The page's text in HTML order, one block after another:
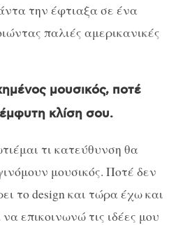
την έφτιαξα σε ένα
παλιές αμερικανικές
μουσικός, ποτέ
κλίση σου.
τι κατεύθυνση θα
μουσικός. Ποτέ δεν
το design και τώρα έχω και
επικοινωνώ τις ιδέες μου